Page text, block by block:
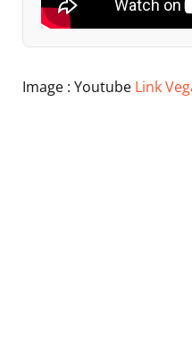
Image : Youtube Link